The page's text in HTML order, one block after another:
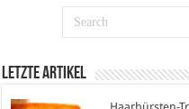
Letzte Artikel